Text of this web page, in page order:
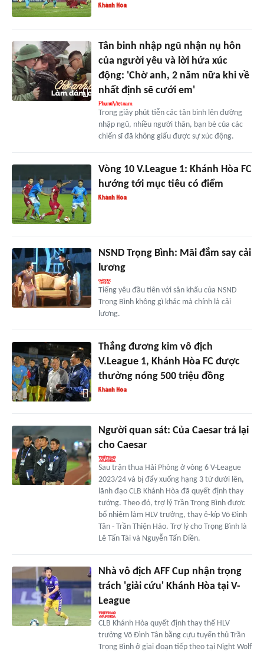
Tân binh nhập ngũ nhận nụ hôn
của người yêu và lời hứa xúc
động: 'Chờ anh, 2 năm nữa khi về
nhất định sẽ cưới em'
Trong giây phút tiễn các tân binh lên đường
nhập ngũ, nhiều người thân, bạn bè của các
chiến sĩ đã không giấu được sự xúc động.
Vòng 10 V.League 1: Khánh Hòa FC
hướng tới mục tiêu có điểm
NSND Trọng Bình: Mãi đắm say cải
lương
Tiếng yêu đầu tiên với sân khấu của NSND
Trọng Bình không gì khác mà chính là cải
lương.
Thắng đương kim vô địch
V.League 1, Khánh Hòa FC được
thưởng nóng 500 triệu đồng
Người quan sát: Của Caesar trả lại
cho Caesar
Sau trận thua Hải Phòng ở vòng 6 V-League
2023/24 và bị đẩy xuống hạng 3 từ dưới lên,
lãnh đạo CLB Khánh Hòa đã quyết định thay
tướng. Theo đó, trợ lý Trần Trọng Bình được
bổ nhiệm làm HLV trưởng, thay ê-kíp Võ Đình
Tân - Trần Thiện Hảo. Trợ lý cho Trọng Bình là
Lê Tấn Tài và Nguyễn Tấn Điền.
Nhà vô địch AFF Cup nhận trọng
trách 'giải cứu' Khánh Hòa tại V-
League
CLB Khánh Hòa quyết định thay thế HLV
trưởng Võ Đình Tân bằng cựu tuyển thủ Trần
Trọng Bình ở giai đoạn tiếp theo tại Night Wolf